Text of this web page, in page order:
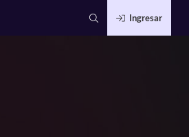
Ingresar